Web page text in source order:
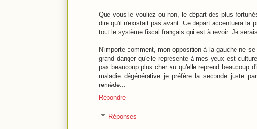
Que vous le vouliez ou non, le départ des plus
dire qu'il n'existait pas avant. Ce départ accentuera la
tout le système fiscal français qui est à revoir. Je
N'importe comment, mon opposition à la gauche ne
grand danger qu'elle représente à mes yeux est
pas beaucoup plus cher vu qu'elle reprend beaucoup
maladie dégénérative je préfère la seconde juste
remède...
Répondre
Réponses